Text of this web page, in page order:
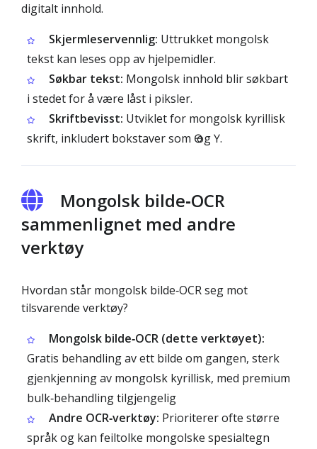
digitalt innhold.
Skjermleservennlig: Uttrukket mongolsk
tekst kan leses opp av hjelpemidler.
Søkbar tekst: Mongolsk innhold blir søkbart
i stedet for å være låst i piksler.
Skriftbevisst: Utviklet for mongolsk kyrillisk
skrift, inkludert bokstaver som Ө og Ү.
Mongolsk bilde‑OCR
sammenlignet med andre
verktøy
Hvordan står mongolsk bilde‑OCR seg mot
tilsvarende verktøy?
Mongolsk bilde‑OCR (dette verktøyet):
Gratis behandling av ett bilde om gangen, sterk
gjenkjenning av mongolsk kyrillisk, med premium
bulk‑behandling tilgjengelig
Andre OCR‑verktøy: Prioriterer ofte større
språk og kan feiltolke mongolske spesialtegn